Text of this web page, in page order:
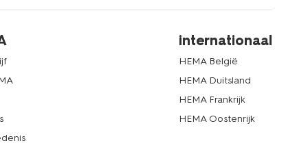
internationaal
HEMA België
HEMA Duitsland
HEMA Frankrijk
HEMA Oostenrijk